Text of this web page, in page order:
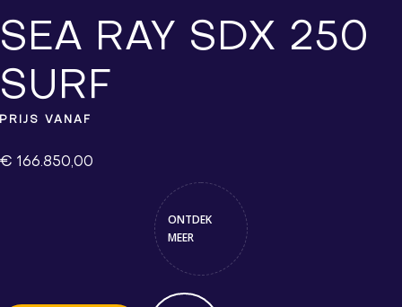
RAY SDX 250
VANAF
166.850,00
ONTDEK
MEER